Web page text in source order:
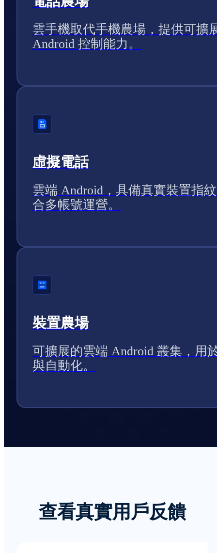
雲手機取代手機農場，提供可擴
Android 控制能力。
虛擬電話
雲端 Android，具備真實裝置指
合多帳號運營。
裝置農場
可擴展的雲端 Android 叢集，用
與自動化。
查看真實用戶反饋